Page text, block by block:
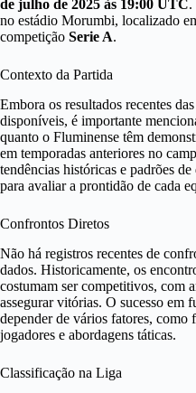
de julho de 2025 às 19:00 UTC.
no estádio Morumbi, localizado
competição Serie A.
Contexto da Partida
Embora os resultados recentes
disponíveis, é importante
quanto o Fluminense têm
em temporadas anteriores no
tendências históricas e padrões de
para avaliar a prontidão de cada
Confrontos Diretos
Não há registros recentes de
dados. Historicamente, os
costumam ser competitivos, com
assegurar vitórias. O sucesso em
depender de vários fatores, como
jogadores e abordagens táticas.
Classificação na Liga